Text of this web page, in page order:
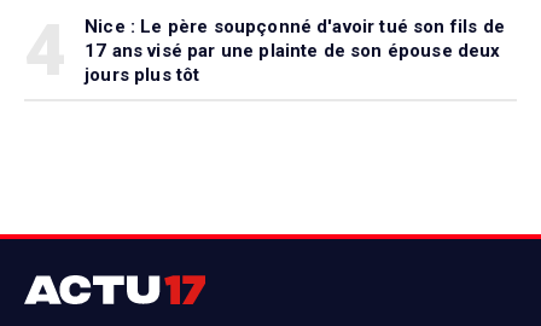
Nice : Le père soupçonné d'avoir tué son fils de
17 ans visé par une plainte de son épouse deux
jours plus tôt